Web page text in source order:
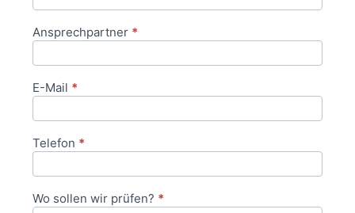
Ansprechpartner *
E-Mail *
Telefon *
Wo sollen wir prüfen? *